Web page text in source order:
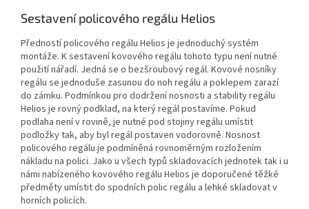
Sestavení policového regálu Helios
Předností policového regálu Helios je jednoduchý systém
montáže. K sestavení kovového regálu tohoto typu není nutné
použití nářadí. Jedná se o bezšroubový regál. Kovové nosníky
regálu se jednoduše zasunou do noh regálu a poklepem zarazí
do zámku. Podmínkou pro dodržení nosnosti a stability regálu
Helios je rovný podklad, na který regál postavíme. Pokud
podlaha není v rovině, je nutné pod stojiny regálu umístit
podložky tak, aby byl regál postaven vodorovně. Nosnost
policového regálu je podmíněná rovnoměrným rozložením
nákladu na polici. Jako u všech typů skladovacích jednotek tak i u
námi nabízeného kovového regálu Helios je doporučené těžké
předměty umístit do spodních polic regálu a lehké skladovat v
horních policích.